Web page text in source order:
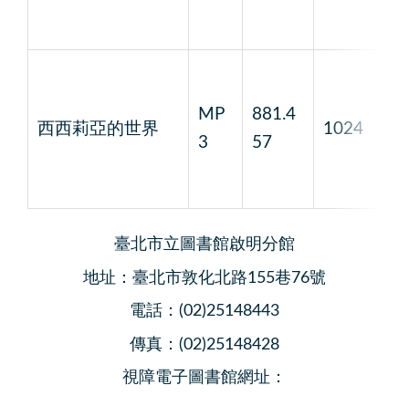
西西莉亞的世界
MP
3
881.4
57
1024
臺北市立圖書館啟明分館
地址：臺北市敦化北路155巷76號
電話：(02)25148443
傳真：(02)25148428
視障電子圖書館網址：